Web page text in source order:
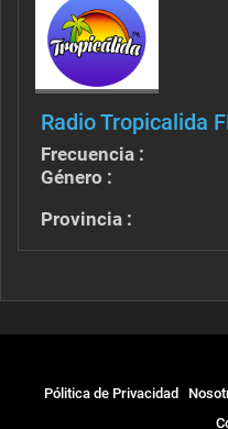
Radio Tropicalida
Frecuencia :
Género :
Provincia :
Pólitica de Privacidad